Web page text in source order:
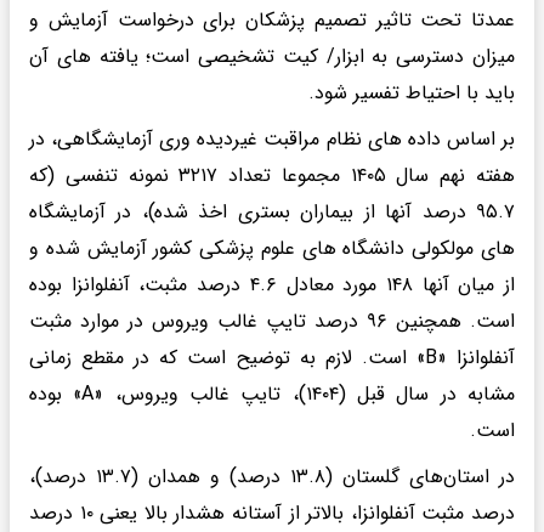
عمدتا تحت تاثیر تصمیم پزشکان برای درخواست آزمایش و
میزان دسترسی به ابزار/ کیت تشخیصی است؛ یافته های آن
باید با احتیاط تفسیر شود.
بر اساس داده های نظام مراقبت غیردیده وری آزمایشگاهی، در
هفته نهم سال ۱۴۰۵ مجموعا تعداد ۳۲۱۷ نمونه تنفسی (که
۹۵.۷ درصد آنها از بیماران بستری اخذ شده)، در آزمایشگاه
های مولکولی دانشگاه های علوم پزشکی کشور آزمایش شده و
از میان آنها ۱۴۸ مورد معادل ۴.۶ درصد مثبت، آنفلوانزا بوده
است. همچنین ۹۶ درصد تایپ غالب ویروس در موارد مثبت
آنفلوانزا «B» است. لازم به توضیح است که در مقطع زمانی
مشابه در سال قبل (۱۴۰۴)، تایپ غالب ویروس، «A» بوده
است.
در استان‌های گلستان (۱۳.۸ درصد) و همدان (۱۳.۷ درصد)،
درصد مثبت آنفلوانزا، بالاتر از آستانه هشدار بالا یعنی ۱۰ درصد